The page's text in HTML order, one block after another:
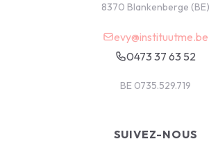
8370 Blankenberge (BE)
evy@instituutme.be
0473 37 63 52
BE 0735.529.719
SUIVEZ-NOUS